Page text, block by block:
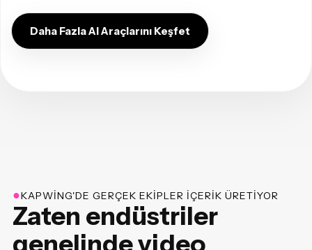
Daha Fazla AI Araçlarını Keşfet
●KAPWING'DE GERÇEK EKIPLER IÇERIK ÜRETIYOR
Zaten endüstriler
genelinde video